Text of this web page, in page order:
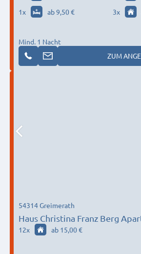
1x ab 9,50 € 3x
Mind. 1 Nacht
ZUM
Haus Christina Franz Berg
54314 Greimerath
12x ab 15,00 €